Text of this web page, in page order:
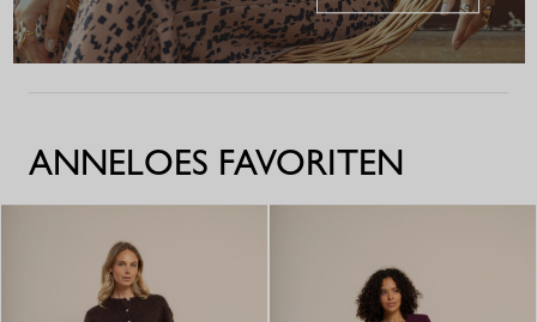
ANNELOES FAVORITEN